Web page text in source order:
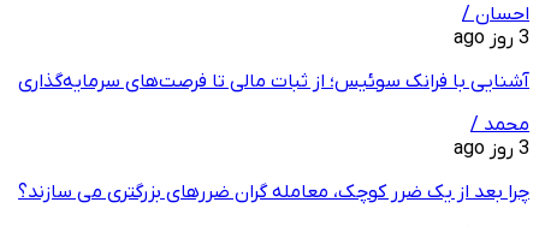
احسان /
3 روز ago
آشنایی با فرانک سوئیس؛ از ثبات مالی تا فرصت‌های سرمایه‌گذاری
محمد /
3 روز ago
چرا بعد از یک ضرر کوچک، معامله‌ گران ضررهای بزرگتری می ‌سازند؟